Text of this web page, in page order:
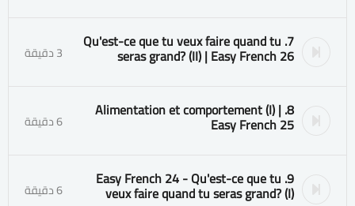
7. Qu'est-ce que tu veux faire quand tu
seras grand? (II) | Easy French 26 3 دقيقة
8. Alimentation et comportement (I) |
Easy French 25 6 دقيقة
9. Easy French 24 - Qu'est-ce que tu
veux faire quand tu seras grand? (I) 6 دقيقة